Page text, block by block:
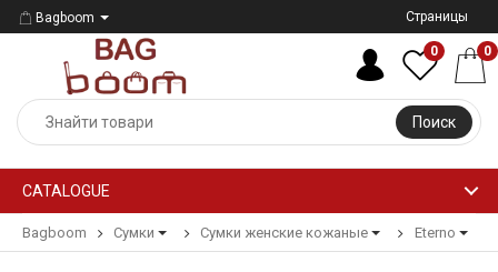
Bagboom Страницы
Поиск
0 0
CATALOGUE
Bagboom Сумки Сумки женские кожаные Eterno